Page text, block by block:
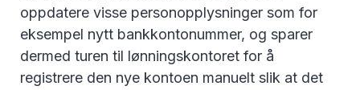
oppdatere visse personopplysninger som for
eksempel nytt bankkontonummer, og sparer
dermed turen til lønningskontoret for å
registrere den nye kontoen manuelt slik at det